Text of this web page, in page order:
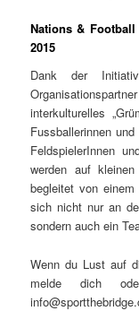
Nations &
2015
Dank der
interkulturelles
Fussballerinnen
FeldspielerInnen
werden auf
begleitet von
sich nicht nur an
sondern auch ein
Wenn du Lust auf
melde dich